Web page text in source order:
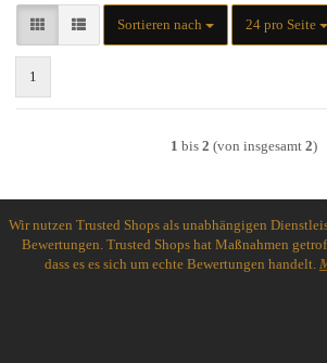
Sortieren nach
Sortieren nach 24 pro Seite
pro Seite
1
1 bis 2 (von insgesamt 2)
Wir nutzen Trusted Shops als unabhängigen
Bewertungen. Trusted Shops hat Maßnahmen
dass es es sich um echte Bewertungen handelt.